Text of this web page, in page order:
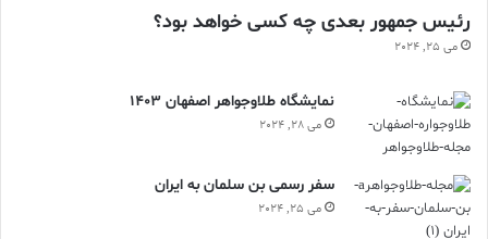
رئیس جمهور بعدی چه کسی خواهد بود؟
می 25, 2024
نمایشگاه طلاوجواهر اصفهان 1403
می 28, 2024
سفر رسمی بن سلمان به ایران
می 25, 2024